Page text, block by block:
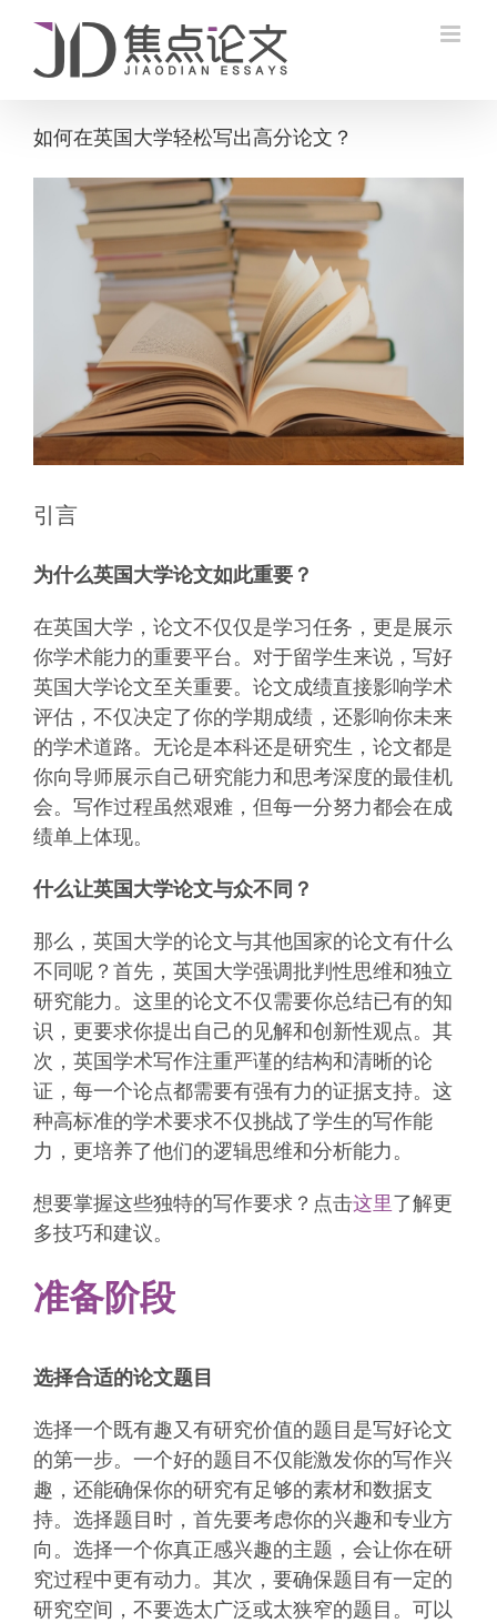
content
如何在英国大学轻松写出高分论文？
View
Larger
Image
引言
为什么英国大学论文如此重要？
在英国大学，论文不仅仅是学习任务，更是展示
你学术能力的重要平台。对于留学生来说，写好
英国大学论文至关重要。论文成绩直接影响学术
评估，不仅决定了你的学期成绩，还影响你未来
的学术道路。无论是本科还是研究生，论文都是
你向导师展示自己研究能力和思考深度的最佳机
会。写作过程虽然艰难，但每一分努力都会在成
绩单上体现。
什么让英国大学论文与众不同？
那么，英国大学的论文与其他国家的论文有什么
不同呢？首先，英国大学强调批判性思维和独立
研究能力。这里的论文不仅需要你总结已有的知
识，更要求你提出自己的见解和创新性观点。其
次，英国学术写作注重严谨的结构和清晰的论
证，每一个论点都需要有强有力的证据支持。这
种高标准的学术要求不仅挑战了学生的写作能
力，更培养了他们的逻辑思维和分析能力。
想要掌握这些独特的写作要求？点击这里了解更
多技巧和建议。
准备阶段
选择合适的论文题目
选择一个既有趣又有研究价值的题目是写好论文
的第一步。一个好的题目不仅能激发你的写作兴
趣，还能确保你的研究有足够的素材和数据支
持。选择题目时，首先要考虑你的兴趣和专业方
向。选择一个你真正感兴趣的主题，会让你在研
究过程中更有动力。其次，要确保题目有一定的
研究空间，不要选太广泛或太狭窄的题目。可以